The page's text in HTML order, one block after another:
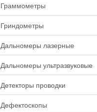
Граммометры
Гриндометры
Дальномеры лазерные
Дальномеры ультразвуковые
Детекторы проводки
Дефектоскопы